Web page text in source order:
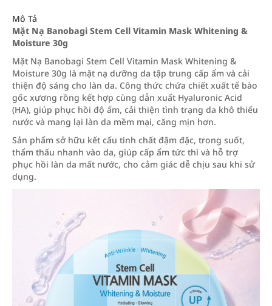
Mô Tả
Mặt Nạ Banobagi Stem Cell Vitamin Mask Whitening &
Moisture 30g
Mặt Nạ Banobagi Stem Cell Vitamin Mask Whitening &
Moisture 30g là mặt nạ dưỡng da tập trung cấp ẩm và cải
thiện độ sáng cho làn da. Công thức chứa chiết xuất tế bào
gốc xương rồng kết hợp cùng dẫn xuất Hyaluronic Acid
(HA), giúp phục hồi độ ẩm, cải thiện tình trạng da khô thiếu
nước và mang lại làn da mềm mại, căng mịn hơn.
Sản phẩm sở hữu kết cấu tinh chất đậm đặc, trong suốt,
thẩm thấu nhanh vào da, giúp cấp ẩm tức thì và hỗ trợ
phục hồi làn da mất nước, cho cảm giác dễ chịu sau khi sử
dụng.